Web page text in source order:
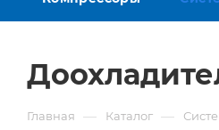
Главная — Каталог —